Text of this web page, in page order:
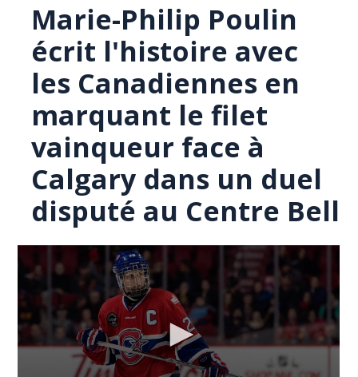
Marie-Philip Poulin
écrit l'histoire avec
les Canadiennes en
marquant le filet
vainqueur face à
Calgary dans un duel
disputé au Centre Bell